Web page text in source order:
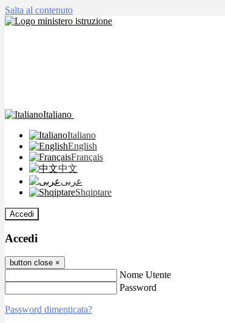
Salta al contenuto
Italiano
Italiano
English
Français
中文
عربى
Shqiptare
Accedi
Accedi
button close ×
Nome Utente
Password
Password dimenticata?